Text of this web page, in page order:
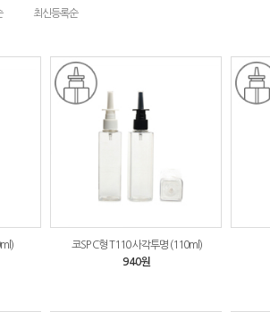
최신등록순
코SP C형 T110 사각투명 (110ml)
940원